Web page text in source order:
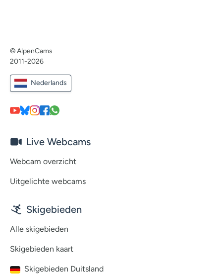
© AlpenCams
2011-2026
Nederlands
Live Webcams
Webcam overzicht
Uitgelichte webcams
Skigebieden
Alle skigebieden
Skigebieden kaart
Skigebieden Duitsland